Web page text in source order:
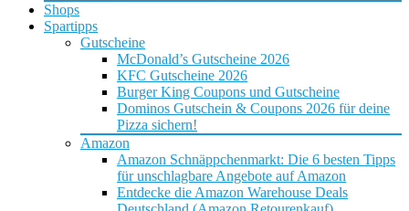
Shops
Spartipps
Gutscheine
McDonald’s Gutscheine 2026
KFC Gutscheine 2026
Burger King Coupons und Gutscheine
Dominos Gutschein & Coupons 2026 für deine
Pizza sichern!
Amazon
Amazon Schnäppchenmarkt: Die 6 besten Tipps
für unschlagbare Angebote auf Amazon
Entdecke die Amazon Warehouse Deals